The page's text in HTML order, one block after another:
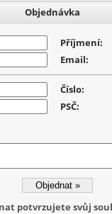
Objednávka
Příjmení:
Email:
Číslo:
PSČ:
potvrzujete svůj